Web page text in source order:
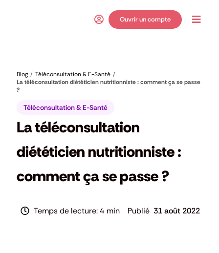
Ouvrir un compte
Blog
Téléconsultation & E-Santé
La téléconsultation diététicien nutritionniste : comment ça se passe
?
Téléconsultation & E-Santé
La téléconsultation
diététicien nutritionniste :
comment ça se passe ?
4 min 31 août 2022